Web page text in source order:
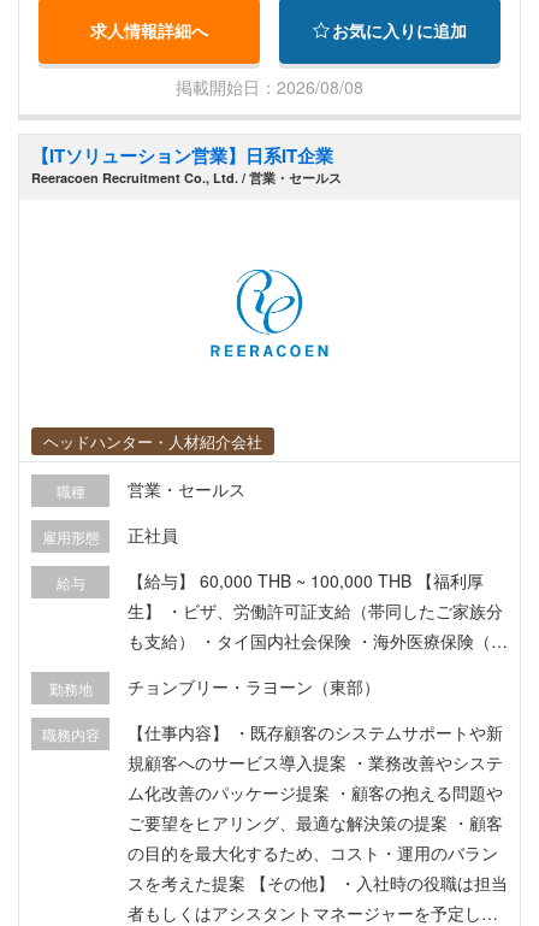
インフラの運用に「ゴール」はありません。 技術
や社内環境は常に変化するため、特定の技術やこ
れまでのやり方にとらわれず、新しい知識や業務
にも柔軟に取り組む姿勢が求められます。 サーバ
ーやネットワークに加え、クラウド、セキュリテ
ィ、社内IT環境など幅広い領域を見渡しながら、
ランスを踏まえて、継続的に改善していくことが
フラは、一度停止すると全業務に大きな影響を及
ぼします。 そのため、事前のテストやバックアッ
たうえで実行に移す慎重さが欠かせません。 トラ
ブル発生時にも慌てずに状況を整理し、安定した
環境を当たり前に維持するための、地道で確実な
ンに向いている方 ・「何も起きない状態」をつく
ることに、インフラエンジニアとしての価値を感
じられる方 ・障害対応だけでなく、「そもそも障
害が起きない仕組み」を考えるのが好きな方 ・セ
組みとして整えていきたい方 ・困っている人の立
場に寄り添い、技術で支えることにやりがいを感
じられる方 ・将来的に、社内全体のインフラを支
える立場として、チームづくりにも携わっていき
たい方 ▽このポジションではミスマッチとなる可
能性がある方 ・個人で完結する技術業務を中心
に、専門性を深めていきたい方 ・決められた範囲
の業務に集中し、役割や業務範囲の変化はできる
に準拠） ◆皆勤手当（月1回、年1回） ◆就労ビ
ザ・労働許可証付与 ◆社会保険加入（タイ国） ◆
大手保険会社医療保険（日本語対応可の病院にて
使用可能、OPD3,500B/回） ◆健康診断（年1回無
料、日本語の通じるクリニックで受診） ◆タイ国
外在住者の場合、採用後の初回渡航費用を全額返
金（入社1年後より） ◆弊社独自の産休/育休制度
どこに非効率があるか、さらに改善できるポイン
トはないかを常に考えていきます。 業務は、コン
テンツ更新の運用、データを用いた効果検証、UI
改善の提案、業務フローの整理、自動化・AI活用
による効率化、さらにキャンペーンや販促施策の
運用・改善など多岐にわたります。 関係者と連携
しながら「もっと良くできる方向性」を示す 改善
析・企画など、これまでの経験をより広く、より
深く、柔軟に活かせるポジションです。 ▼具体的
な業務内容 ・EC・Webサイトの運用業務全般の
効果測定（PDCAの推進） ・販促施策や運用改善
に関するディレクションおよび関係部署との調整
・自動化・AI活用を含む業務効率化の企画と実装
▼求められる資質 1．定常業務を安定して運用し
続ける力 日々の業務を正確かつ確実に進め、売上
や顧客体験を支える運用を安定させる姿勢を重視
します。 トラブルや変更にも落ち着いて対応し、
態を継続できることを期待しています。 2．課題
を見つけ、改善をやり遂げる力 業務の中にある非
効率や改善の余地に気づき、データや現場の声を
踏まえて課題を整理し、改善策を実行に移せるこ
とを求めています。 効果を検証しながら粘り強く
PDCAを回し、必要に応じて他部門も巻き込んで
取り組みを前へ進められる姿勢を重視します。
3．事業成果と向き合う当事者意識 効率化や仕組
求人情報詳細へ お気に入りに追加
掲載開始日：2026/08/08
【ITソリューション営業】日系IT企業
Reeracoen Recruitment Co., Ltd. / 営業・セールス
ヘッドハンター・人材紹介会社
職種 営業・セールス
雇用形態 正社員
給与
【給与】 60,000 THB ~ 100,000 THB 【福利厚
生】 ・ビザ、労働許可証支給（帯同したご家族分
も支給） ・タイ国内社会保険 ・海外医療保険（帯
・住宅手当（月5,000THB / 一般社員・アシスタン
トマネージャーレベル） ・役職手当（役職により
月額支給） ・出張手当 ・住居手当（役職により支
給） ・冠婚葬祭手当 ・退職金 ・携帯電話支給 ・
賞与（年2回 / コロナ前平均2か月 / コロナ禍実績
0.7～1か月） ・昇給（年1回 / 会社・個人の実績
により）
勤務地 チョンブリー・ラヨーン（東部）
職務内容
【仕事内容】 ・既存顧客のシステムサポートや新
規顧客へのサービス導入提案 ・業務改善やシステ
ム化改善のパッケージ提案 ・顧客の抱える問題や
ご要望をヒアリング、最適な解決策の提案 ・顧客
の目的を最大化するため、コスト・運用のバラン
スを考えた提案 【その他】 ・入社時の役職は担当
者もしくはアシスタントマネージャーを予定して